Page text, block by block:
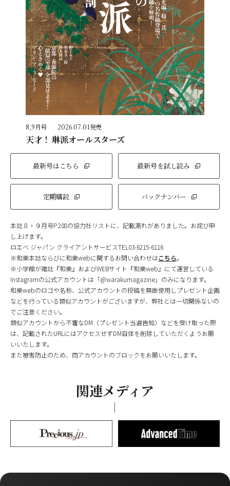
8,9月号 2026.07.01発売
天才！ 琳派オールスターズ
最新号はこちら 最新号を試し読み
定期購読 バックナンバー
本誌８・９月号P.208の協力社リストに、記載漏れがありました。お詫び申
し上げます。
ロエベ ジャパン クライアントサービスTEL03-6215-6116
※和樂本誌ならびに和樂webに関するお問い合わせはこちら。
※小学館が雑誌『和樂』およびWEBサイト『和樂web』にて運営している
Instagramの公式アカウントは「@warakumagazine」のみになります。
和樂webのロゴや名称、公式アカウントの投稿を無断使用しプレゼント企画
などを行っている類似アカウントがございますが、弊社とは一切関係ないの
でご注意ください。
類似アカウントから不審なDM（プレゼント当選告知）などを受け取った際
は、記載されたURLにはアクセスせずDM自体を削除していただくようお願
いいたします。
また被害防止のため、同アカウントのブロックをお願いいたします。
関連メディア